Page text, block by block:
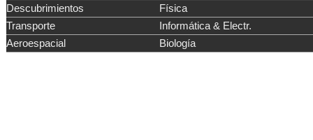
Descubrimientos
Física
Transporte
Informática & Electr.
Aeroespacial
Biología